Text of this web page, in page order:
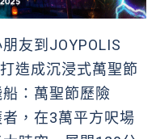
友到JOYPOLIS
造成沉浸式萬聖節
：萬聖節歷險
，在3萬平方呎場